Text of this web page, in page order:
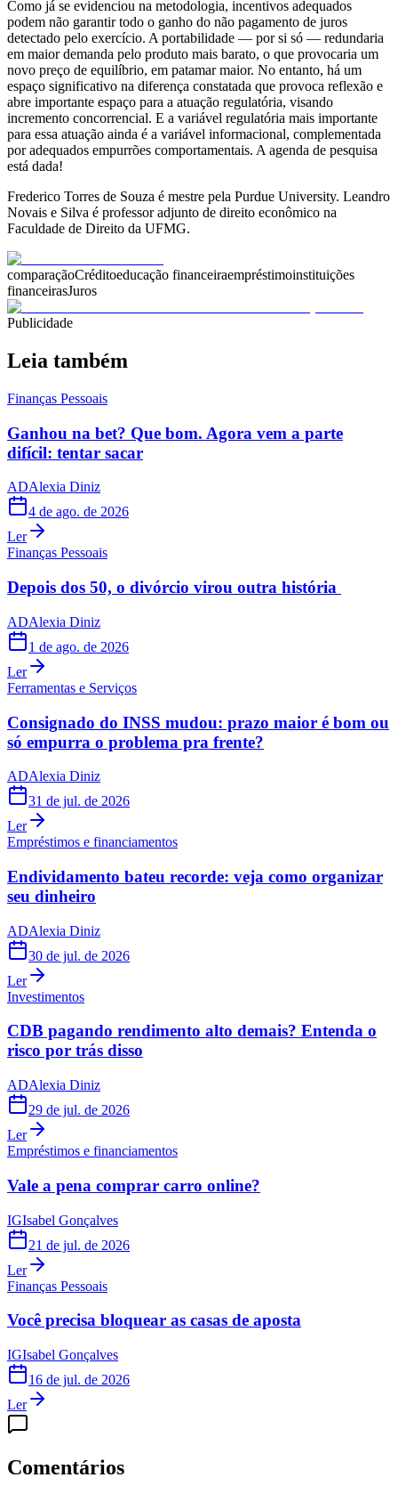
Como já se evidenciou na metodologia, incentivos adequados
podem não garantir todo o ganho do não pagamento de juros
detectado pelo exercício. A portabilidade — por si só — redundaria
em maior demanda pelo produto mais barato, o que provocaria um
novo preço de equilíbrio, em patamar maior. No entanto, há um
espaço significativo na diferença constatada que provoca reflexão e
abre importante espaço para a atuação regulatória, visando
incremento concorrencial. E a variável regulatória mais importante
para essa atuação ainda é a variável informacional, complementada
por adequados empurrões comportamentais. A agenda de pesquisa
está dada!
Frederico Torres de Souza é mestre pela Purdue University. Leandro
Novais e Silva é professor adjunto de direito econômico na
Faculdade de Direito da UFMG.
comparaçãoCréditoeducação financeiraempréstimoinstituições
financeirasJuros
Publicidade
Leia também
Finanças Pessoais
Ganhou na bet? Que bom. Agora vem a parte
difícil: tentar sacar
ADAlexia Diniz
4 de ago. de 2026
Ler
Finanças Pessoais
Depois dos 50, o divórcio virou outra história
ADAlexia Diniz
1 de ago. de 2026
Ler
Ferramentas e Serviços
Consignado do INSS mudou: prazo maior é bom ou
só empurra o problema pra frente?
ADAlexia Diniz
31 de jul. de 2026
Ler
Empréstimos e financiamentos
Endividamento bateu recorde: veja como organizar
seu dinheiro
ADAlexia Diniz
30 de jul. de 2026
Ler
Investimentos
CDB pagando rendimento alto demais? Entenda o
risco por trás disso
ADAlexia Diniz
29 de jul. de 2026
Ler
Empréstimos e financiamentos
Vale a pena comprar carro online?
IGIsabel Gonçalves
21 de jul. de 2026
Ler
Finanças Pessoais
Você precisa bloquear as casas de aposta
IGIsabel Gonçalves
16 de jul. de 2026
Ler
Comentários